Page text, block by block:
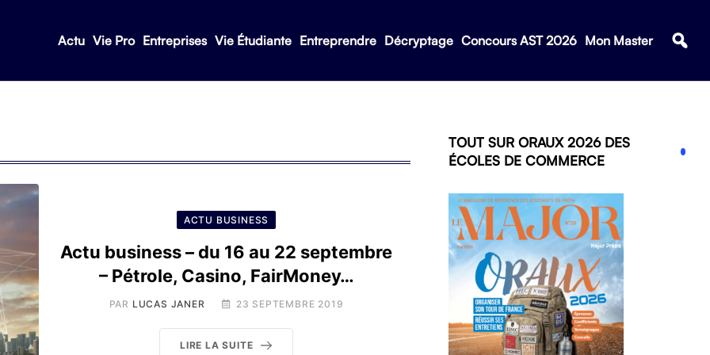
Actu Vie Pro Entreprises Vie Étudiante Entreprendre Décryptage Concours AST 2026 Mon Master
ACTU BUSINESS
Actu business – du 16 au 22 septembre
– Pétrole, Casino, FairMoney…
PAR LUCAS JANER 23 SEPTEMBRE 2019
LIRE LA SUITE
TOUT SUR ORAUX 2026 DES
ÉCOLES DE COMMERCE